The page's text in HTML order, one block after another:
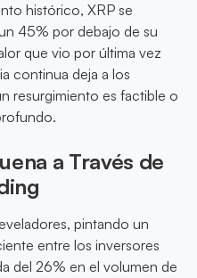
histórico, XRP se
45% por debajo de su
que vio por última vez
continua deja a los
resurgimiento es factible o
a Través de
pintando un
entre los inversores
del 26% en el volumen de